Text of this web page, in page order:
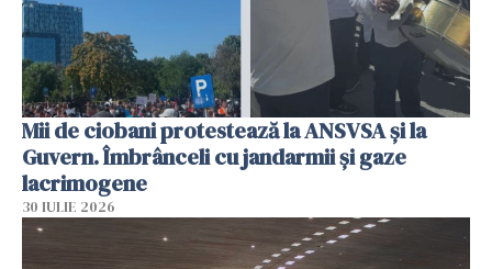
Mii de ciobani protestează la ANSVSA și la
Guvern. Îmbrânceli cu jandarmii și gaze
lacrimogene
30 IULIE 2026